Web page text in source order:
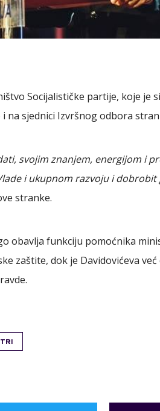
Socijalističke partije, koje je
na sjednici Izvršnog odbora
svojim znanjem, energijom i
i ukupnom razvoju i dobrobit
stranke.
obavlja funkciju pomoćnika
zaštite, dok je Davidovićeva već